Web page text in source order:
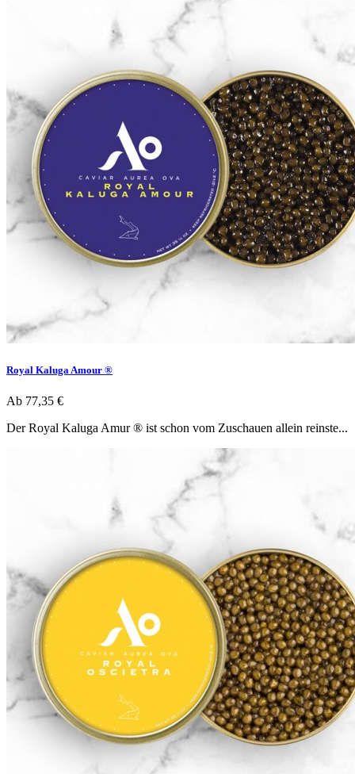
Royal Kaluga Amour ®
Ab 77,35 €
Der Royal Kaluga Amur ® ist schon vom Zuschauen allein reinste...